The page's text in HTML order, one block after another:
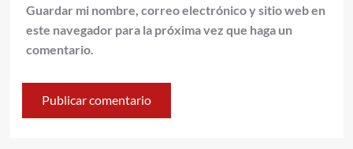
Guardar mi nombre, correo electrónico y sitio web en
este navegador para la próxima vez que haga un
comentario.